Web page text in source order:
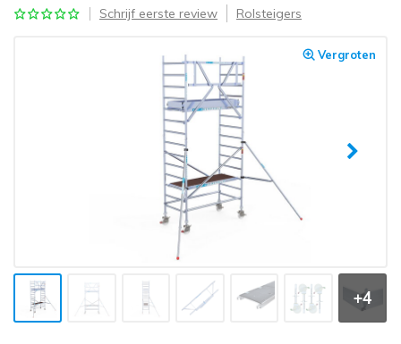
Schrijf eerste review Rolsteigers
Vergroten
+4